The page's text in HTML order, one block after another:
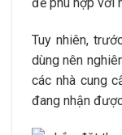
để phù hợp với
Tuy nhiên,
dùng nên
các nhà cung
đang nhận